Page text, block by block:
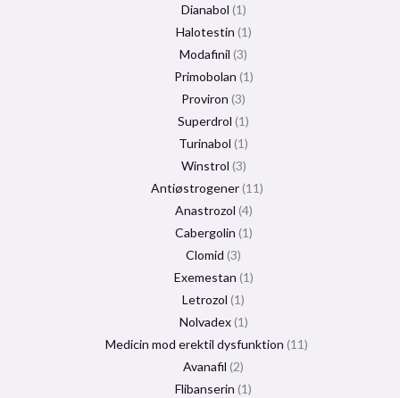
Dianabol 1
Halotestin 1
Modafinil 3
Primobolan 1
Proviron 3
Superdrol 1
Turinabol 1
Winstrol 3
Antiøstrogener 11
Anastrozol 4
Cabergolin 1
Clomid 3
Exemestan 1
Letrozol 1
Nolvadex 1
Medicin mod erektil dysfunktion 11
Avanafil 2
Flibanserin 1